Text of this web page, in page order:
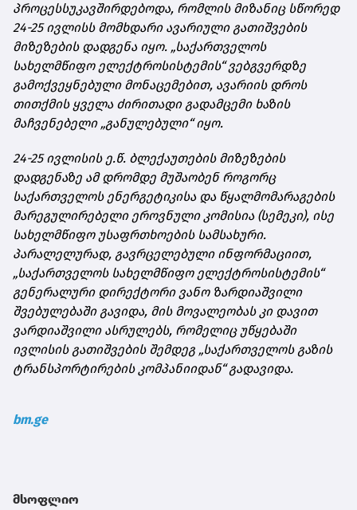
პროცესსუკავშირდებოდა, რომლის მიზანიც სწორედ
24-25 ივლისს მომხდარი ავარიული გათიშვების
მიზეზების დადგენა იყო. „საქართველოს
სახელმწიფო ელექტროსისტემის“ ვებგვერდზე
გამოქვეყნებული მონაცემებით, ავარიის დროს
თითქმის ყველა ძირითადი გადამცემი ხაზის
მაჩვენებელი „განულებული“ იყო.
24-25 ივლისის ე.წ. ბლექაუთების მიზეზების
დადგენაზე ამ დრომდე მუშაობენ როგორც
საქართველოს ენერგეტიკისა და წყალმომარაგების
მარეგულირებელი ეროვნული კომისია (სემეკი), ისე
სახელმწიფო უსაფრთხოების სამსახური.
პარალელურად, გავრცელებული ინფორმაციით,
„საქართველოს სახელმწიფო ელექტროსისტემის“
გენერალური დირექტორი ვანო ზარდიაშვილი
შვებულებაში გავიდა, მის მოვალეობას კი დავით
ვარდიაშვილი ასრულებს, რომელიც უწყებაში
ივლისის გათიშვების შემდეგ „საქართველოს გაზის
ტრანსპორტირების კომპანიიდან“ გადავიდა.
bm.ge
მსოფლიო